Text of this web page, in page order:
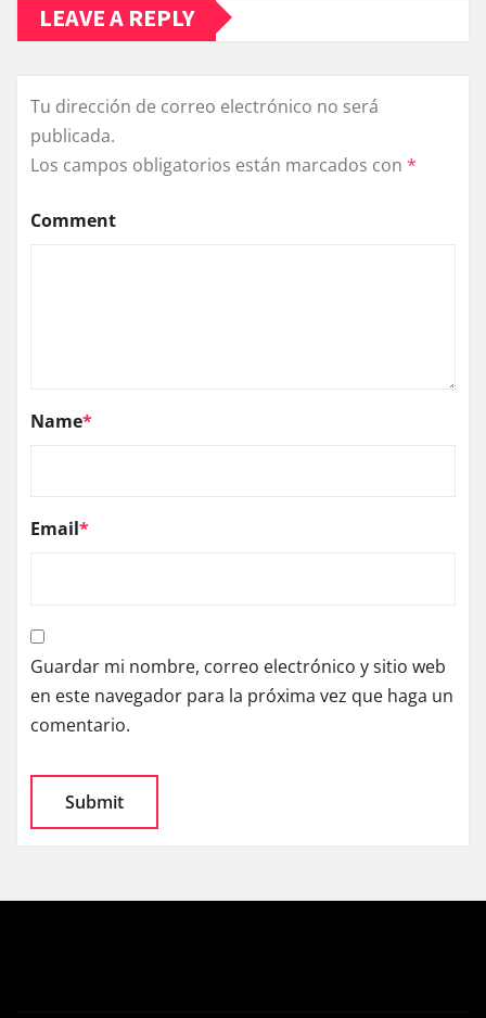
LEAVE A REPLY
Tu dirección de correo electrónico no será
publicada.
Los campos obligatorios están marcados con *
Comment
Name*
Email*
Guardar mi nombre, correo electrónico y sitio web
en este navegador para la próxima vez que haga un
comentario.